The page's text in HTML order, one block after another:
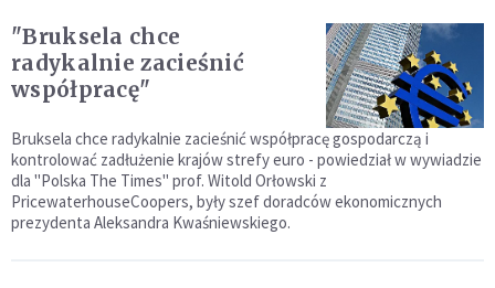
"Bruksela chce
radykalnie zacieśnić
współpracę"
Bruksela chce radykalnie zacieśnić współpracę gospodarczą i
kontrolować zadłużenie krajów strefy euro - powiedział w wywiadzie
dla "Polska The Times" prof. Witold Orłowski z
PricewaterhouseCoopers, były szef doradców ekonomicznych
prezydenta Aleksandra Kwaśniewskiego.